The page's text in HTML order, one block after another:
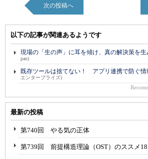
次の投稿へ
以下の記事が関連あるようです
現場の「生の声」に耳を傾け、真の解決策を生
pan)
既存ツールは捨てない！ アプリ連携で防ぐ情
エンタープライズ)
最新の投稿
第740回 やる気の正体
第739回 前提構造理論（OST）のススメ